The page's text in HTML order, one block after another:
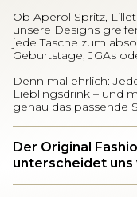
Ob Aperol Spritz,
unsere Designs
jede Tasche zum
Geburtstage, JGAs
Denn mal ehrlich:
Lieblingsdrink – und
genau das passende
Der Original
unterscheidet uns